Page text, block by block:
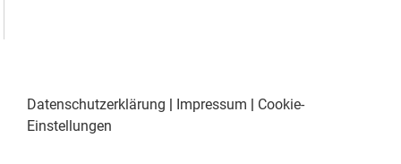
Datenschutzerklärung | Impressum | Cookie-
Einstellungen